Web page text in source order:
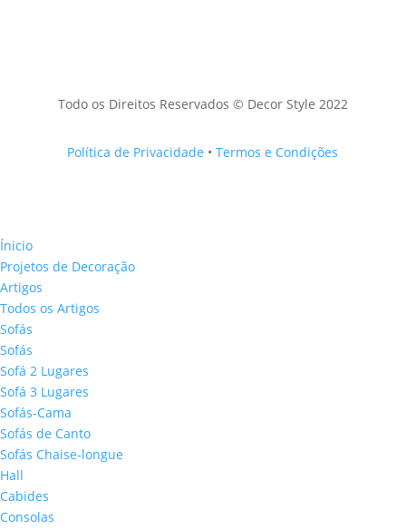
Todo os Direitos Reservados © Decor Style 2022
Política de Privacidade •Termos e Condições
Ínicio
Projetos de Decoração
Artigos
Todos os Artigos
Sofás
Sofás
Sofá 2 Lugares
Sofá 3 Lugares
Sofás-Cama
Sofás de Canto
Sofás Chaise-longue
Hall
Cabides
Consolas